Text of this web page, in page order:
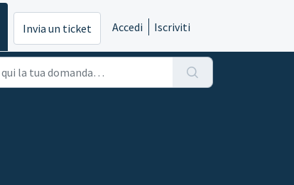
Invia un ticket Accedi Iscriviti